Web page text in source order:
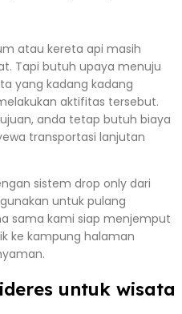
atau kereta api masih
Tapi butuh upaya menuju
yang kadang kadang
aktifitas tersebut.
anda tetap butuh biaya
transportasi lanjutan
sistem drop only dari
untuk pulang
sama kami siap menjemput
ke kampung halaman
untuk wisata